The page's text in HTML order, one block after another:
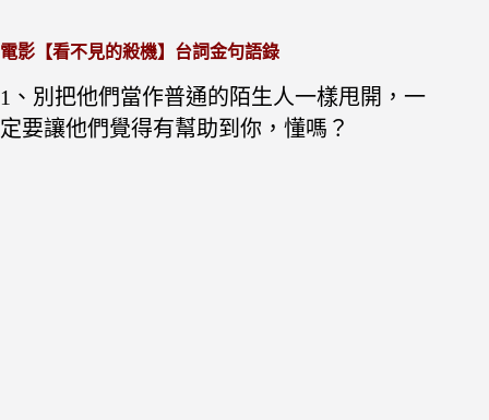
電影【看不見的殺機】台詞金句語錄
1、別把他們當作普通的陌生人一樣甩開，一
定要讓他們覺得有幫助到你，懂嗎？